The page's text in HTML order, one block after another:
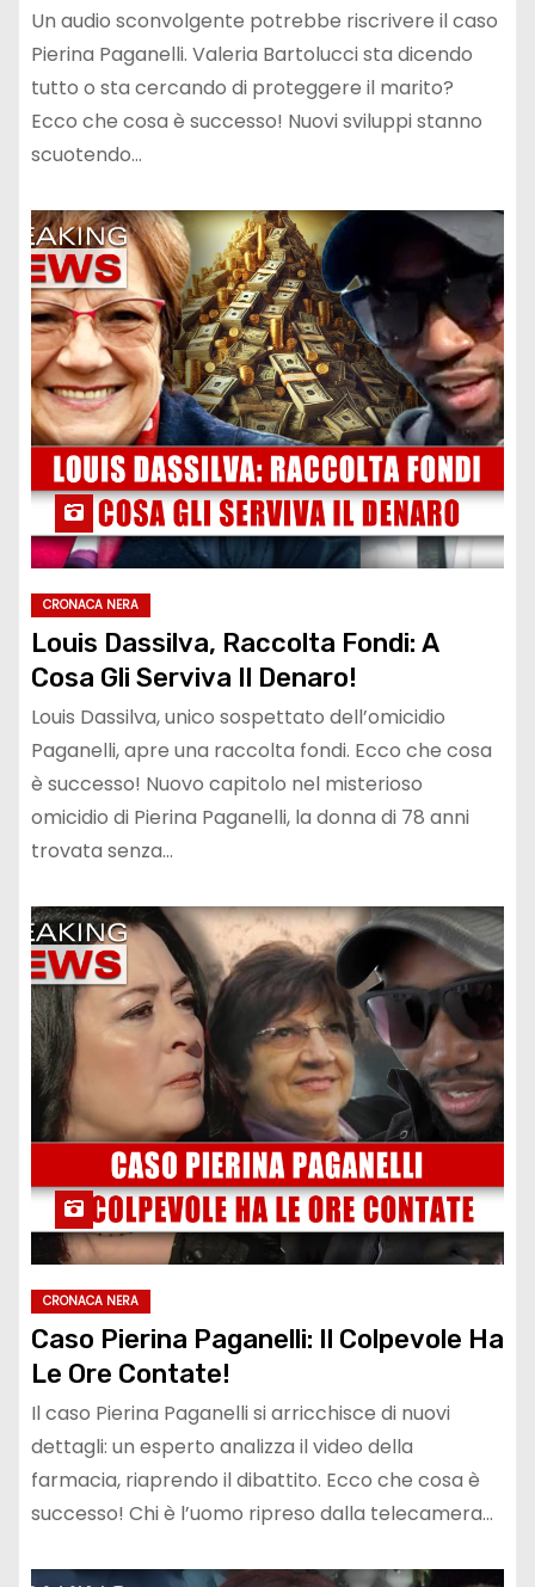
Un audio sconvolgente potrebbe riscrivere il caso
Pierina Paganelli. Valeria Bartolucci sta dicendo
tutto o sta cercando di proteggere il marito?
Ecco che cosa è successo! Nuovi sviluppi stanno
scuotendo…
CRONACA NERA
Louis Dassilva, Raccolta Fondi: A
Cosa Gli Serviva Il Denaro!
Louis Dassilva, unico sospettato dell’omicidio
Paganelli, apre una raccolta fondi. Ecco che cosa
è successo! Nuovo capitolo nel misterioso
omicidio di Pierina Paganelli, la donna di 78 anni
trovata senza…
CRONACA NERA
Caso Pierina Paganelli: Il Colpevole Ha
Le Ore Contate!
Il caso Pierina Paganelli si arricchisce di nuovi
dettagli: un esperto analizza il video della
farmacia, riaprendo il dibattito. Ecco che cosa è
successo! Chi è l’uomo ripreso dalla telecamera…